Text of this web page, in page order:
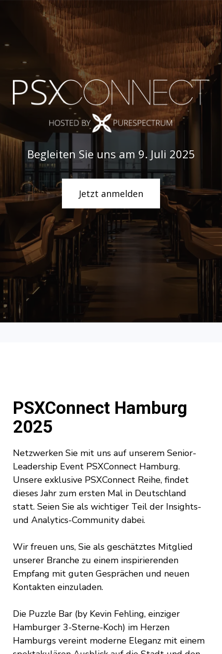
Begleiten Sie uns am 9. Juli 2025
Jetzt anmelden
PSXConnect Hamburg
2025
Netzwerken Sie mit uns auf unserem Senior-
Leadership Event PSXConnect Hamburg.
Unsere exklusive PSXConnect Reihe, findet
dieses Jahr zum ersten Mal in Deutschland
statt. Seien Sie als wichtiger Teil der Insights-
und Analytics-Community dabei.
Wir freuen uns, Sie als geschätztes Mitglied
unserer Branche zu einem inspirierenden
Empfang mit guten Gesprächen und neuen
Kontakten einzuladen.
Die Puzzle Bar (by Kevin Fehling, einziger
Hamburger 3-Sterne-Koch) im Herzen
Hamburgs vereint moderne Eleganz mit einem